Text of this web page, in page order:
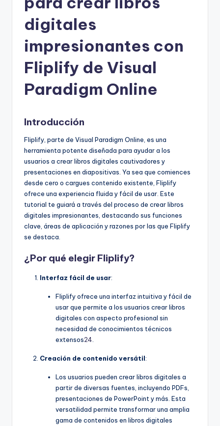
ni
A
w
&
D
digitales
impresionantes con
Fliplify de Visual
Paradigm Online
Introducción
Fliplify, parte de Visual Paradigm Online, es una
herramienta potente diseñada para ayudar a los
usuarios a crear libros digitales cautivadores y
presentaciones en diapositivas. Ya sea que comiences
desde cero o cargues contenido existente, Fliplify
ofrece una experiencia fluida y fácil de usar. Este
tutorial te guiará a través del proceso de crear libros
digitales impresionantes, destacando sus funciones
clave, áreas de aplicación y razones por las que Fliplify
se destaca.
¿Por qué elegir Fliplify?
Interfaz fácil de usar:
Fliplify ofrece una interfaz intuitiva y fácil de
usar que permite a los usuarios crear libros
digitales con aspecto profesional sin
necesidad de conocimientos técnicos
extensos24
Creación de contenido versátil:
Los usuarios pueden crear libros digitales a
partir de diversas fuentes, incluyendo PDFs,
presentaciones de PowerPoint y más. Esta
versatilidad permite transformar una amplia
gama de contenidos en libros digitales